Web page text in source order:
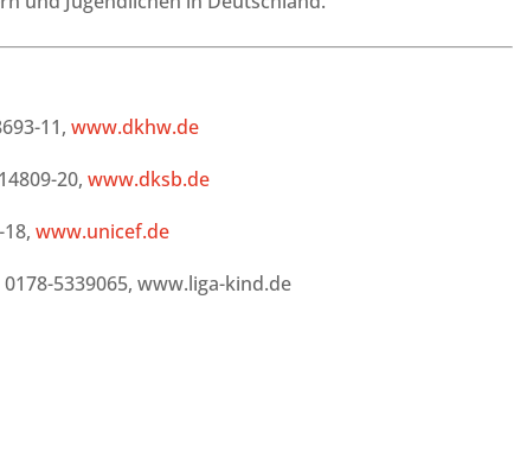
11,www.dkhw.de
20,www.dksb.de
18,www.unicef.de
5339065, www.liga-kind.de